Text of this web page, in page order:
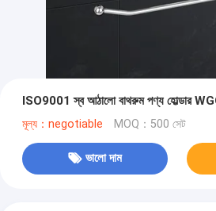
ISO9001 স্ব আঠালো বাথরুম পণ্য হোল্ডার
মূল্য：negotiable MOQ：500 সেট
ভালো দাম